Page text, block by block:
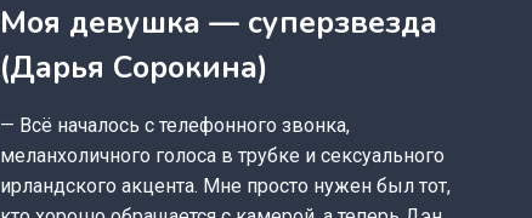
Моя девушка — суперзвезда
(Дарья Сорокина)
— Всё началось с телефонного звонка,
меланхоличного голоса в трубке и сексуального
ирландского акцента. Мне просто нужен был тот,